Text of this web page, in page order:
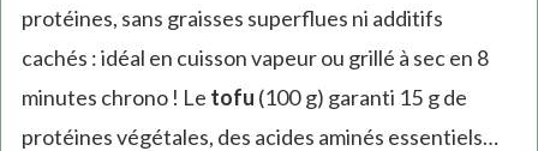
protéines, sans graisses superflues ni additifs
cachés : idéal en cuisson vapeur ou grillé à sec en 8
minutes chrono ! Le tofu (100 g) garanti 15 g de
protéines végétales, des acides aminés essentiels…